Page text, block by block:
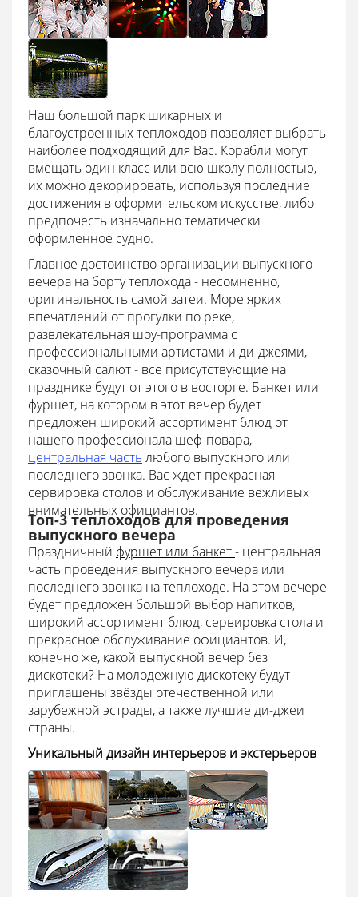
Наш большой парк шикарных и
благоустроенных теплоходов позволяет выбрать
наиболее подходящий для Вас. Корабли могут
вмещать один класс или всю школу полностью,
их можно декорировать, используя последние
достижения в оформительском искусстве, либо
предпочесть изначально тематически
оформленное судно.
Главное достоинство организации выпускного
вечера на борту теплохода - несомненно,
оригинальность самой затеи. Море ярких
впечатлений от прогулки по реке,
развлекательная шоу-программа с
профессиональными артистами и ди-джеями,
сказочный салют - все присутствующие на
празднике будут от этого в восторге. Банкет или
фуршет, на котором в этот вечер будет
предложен широкий ассортимент блюд от
нашего профессионала шеф-повара, -
центральная частьлюбого выпускного или
последнего звонка. Вас ждет прекрасная
сервировка столов и обслуживание вежливых
внимательных официантов.
Топ-3 теплоходов для проведения
выпускного вечера
Праздничный фуршет или банкет- центральная
часть проведения выпускного вечера или
последнего звонка на теплоходе. На этом вечере
будет предложен большой выбор напитков,
широкий ассортимент блюд, сервировка стола и
прекрасное обслуживание официантов. И,
конечно же, какой выпускной вечер без
дискотеки? На молодежную дискотеку будут
приглашены звёзды отечественной или
зарубежной эстрады, а также лучшие ди-джеи
страны.
Уникальный дизайн интерьеров и экстерьеров